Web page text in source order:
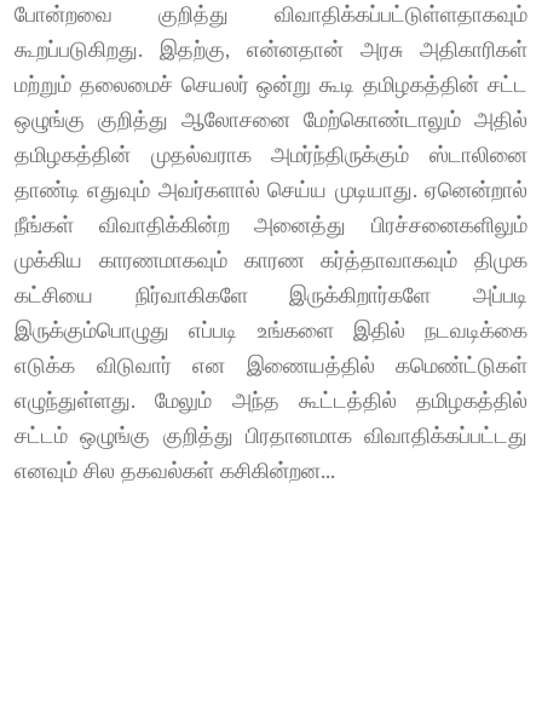
போன்றவை குறித்து விவாதிக்கப்பட்டுள்ளதாகவும்
கூறப்படுகிறது. இதற்கு, என்னதான் அரசு அதிகாரிகள்
மற்றும் தலைமைச் செயலர் ஒன்று கூடி தமிழகத்தின் சட்ட
ஒழுங்கு குறித்து ஆலோசனை மேற்கொண்டாலும் அதில்
தமிழகத்தின் முதல்வராக அமர்ந்திருக்கும் ஸ்டாலினை
தாண்டி எதுவும் அவர்களால் செய்ய முடியாது. ஏனென்றால்
நீங்கள் விவாதிக்கின்ற அனைத்து பிரச்சனைகளிலும்
முக்கிய காரணமாகவும் காரண கர்த்தாவாகவும் திமுக
கட்சியை நிர்வாகிகளே இருக்கிறார்களே அப்படி
இருக்கும்பொழுது எப்படி உங்களை இதில் நடவடிக்கை
எடுக்க விடுவார் என இணையத்தில் கமெண்ட்டுகள்
எழுந்துள்ளது. மேலும் அந்த கூட்டத்தில் தமிழகத்தில்
சட்டம் ஒழுங்கு குறித்து பிரதானமாக விவாதிக்கப்பட்டது
எனவும் சில தகவல்கள் கசிகின்றன...